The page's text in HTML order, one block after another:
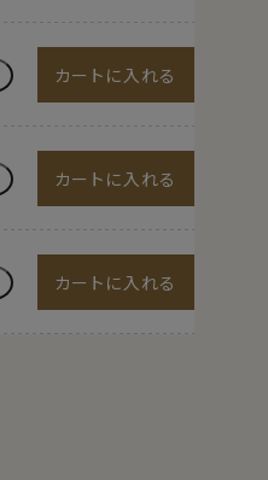
カートに入れる
カートに入れる
カートに入れる